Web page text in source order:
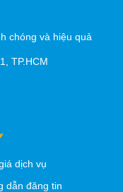
chóng và hiệu quả
TP.HCM
dịch vụ
dẫn đăng tin